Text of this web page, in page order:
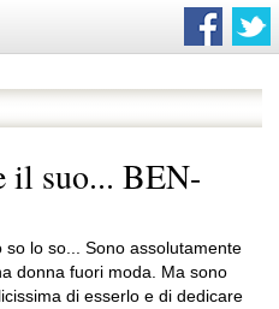
il suo... BEN-
so lo so... Sono assolutamente
donna fuori moda. Ma sono
di esserlo e di dedicare